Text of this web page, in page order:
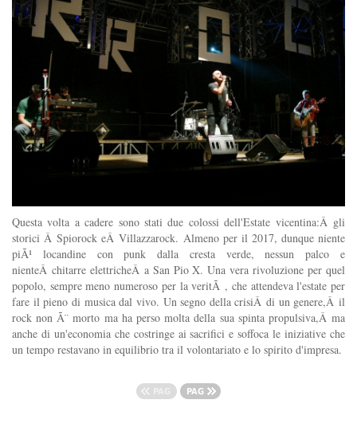
Questa volta a cadere sono stati due colossi dell'Estate vicentina:Â gli
storici Â Spiorock eÂ Villazzarock. Almeno per il 2017, dunque niente
piÃ¹ locandine con punk dalla cresta verde, nessun palco e
nienteÂ chitarre elettricheÂ a San Pio X. Una vera rivoluzione per quel
popolo, sempre meno numeroso per la veritÃ , che attendeva l'estate per
fare il pieno di musica dal vivo. Un segno della crisiÂ di un genere,Â il
rock non Ã¨ morto ma ha perso molta della sua spinta propulsiva,Â ma
anche di un'economia che costringe ai sacrifici e soffoca le iniziative che
un tempo restavano in equilibrio tra il volontariato e lo spirito d'impresa.